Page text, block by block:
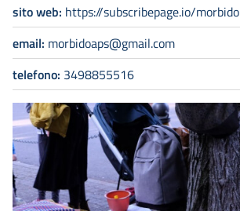
sito web: https://subscribepage.io/morbido
email: morbidoaps@gmail.com
telefono: 3498855516